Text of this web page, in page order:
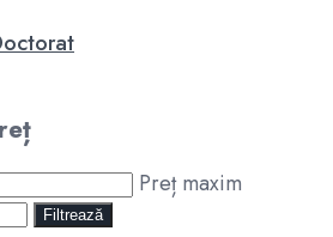
Preț maxim
Filtrează